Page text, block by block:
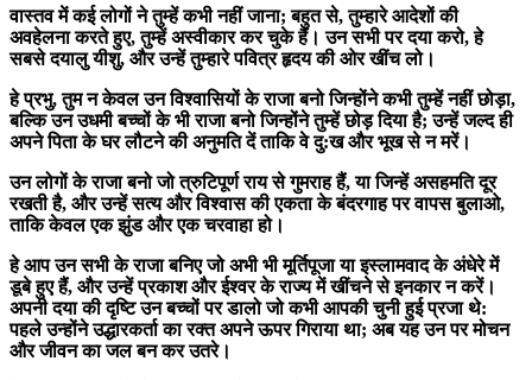
वास्तव में कई लोगों ने तुम्हें कभी नहीं जाना; बहुत से, तुम्हारे आदेशों की
अवहेलना करते हुए, तुम्हें अस्वीकार कर चुके हैं। उन सभी पर दया करो, हे
सबसे दयालु यीशु, और उन्हें तुम्हारे पवित्र हृदय की ओर खींच लो।
हे प्रभु, तुम न केवल उन विश्वासियों के राजा बनो जिन्होंने कभी तुम्हें नहीं छोड़ा,
बल्कि उन उधमी बच्चों के भी राजा बनो जिन्होंने तुम्हें छोड़ दिया है; उन्हें जल्द ही
अपने पिता के घर लौटने की अनुमति दें ताकि वे दु:ख और भूख से न मरें।
उन लोगों के राजा बनो जो त्रुटिपूर्ण राय से गुमराह हैं, या जिन्हें असहमति दूर
रखती है, और उन्हें सत्य और विश्वास की एकता के बंदरगाह पर वापस बुलाओ,
ताकि केवल एक झुंड और एक चरवाहा हो।
हे आप उन सभी के राजा बनिए जो अभी भी मूर्तिपूजा या इस्लामवाद के अंधेरे में
डूबे हुए हैं, और उन्हें प्रकाश और ईश्वर के राज्य में खींचने से इनकार न करें।
अपनी दया की दृष्टि उन बच्चों पर डालो जो कभी आपकी चुनी हुई प्रजा थे:
पहले उन्होंने उद्धारकर्ता का रक्त अपने ऊपर गिराया था; अब यह उन पर मोचन
और जीवन का जल बन कर उतरे।